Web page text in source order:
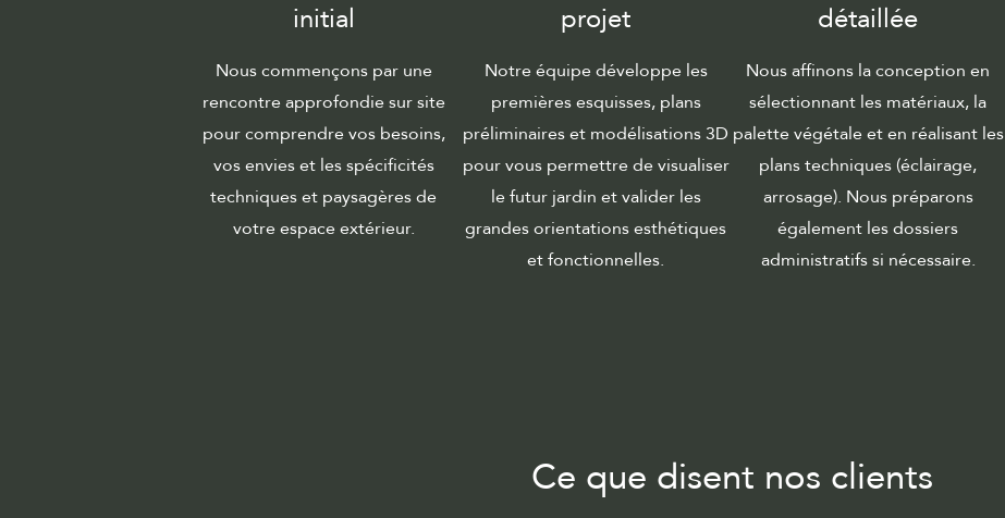
initial
Nous commençons par une
rencontre approfondie sur site
pour comprendre vos besoins,
vos envies et les spécificités
techniques et paysagères de
votre espace extérieur.
projet
Notre équipe développe les
premières esquisses, plans
préliminaires et modélisations 3D
pour vous permettre de visualiser
le futur jardin et valider les
grandes orientations esthétiques
et fonctionnelles.
détaillée
Nous affinons la conception en
sélectionnant les matériaux, la
palette végétale et en réalisant les
plans techniques (éclairage,
arrosage). Nous préparons
également les dossiers
administratifs si nécessaire.
Ce que disent nos clients